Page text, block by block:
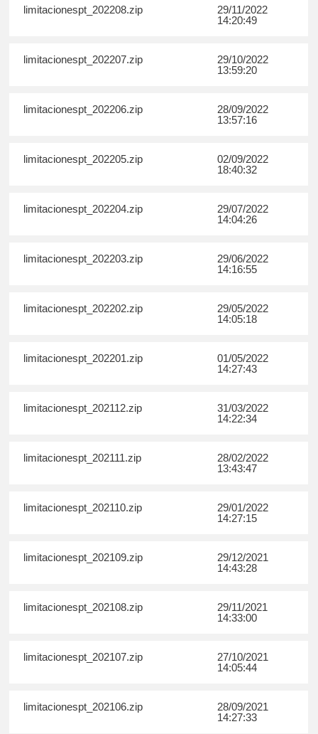
limitacionespt_202208.zip
29/11/2022
14:20:49
limitacionespt_202207.zip
29/10/2022
13:59:20
limitacionespt_202206.zip
28/09/2022
13:57:16
limitacionespt_202205.zip
02/09/2022
18:40:32
limitacionespt_202204.zip
29/07/2022
14:04:26
limitacionespt_202203.zip
29/06/2022
14:16:55
limitacionespt_202202.zip
29/05/2022
14:05:18
limitacionespt_202201.zip
01/05/2022
14:27:43
limitacionespt_202112.zip
31/03/2022
14:22:34
limitacionespt_202111.zip
28/02/2022
13:43:47
limitacionespt_202110.zip
29/01/2022
14:27:15
limitacionespt_202109.zip
29/12/2021
14:43:28
limitacionespt_202108.zip
29/11/2021
14:33:00
limitacionespt_202107.zip
27/10/2021
14:05:44
limitacionespt_202106.zip
28/09/2021
14:27:33